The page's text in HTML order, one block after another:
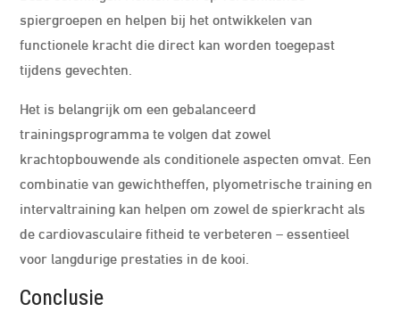
spiergroepen en helpen bij het ontwikkelen van
functionele kracht die direct kan worden toegepast
tijdens gevechten.
Het is belangrijk om een gebalanceerd
trainingsprogramma te volgen dat zowel
krachtopbouwende als conditionele aspecten omvat. Een
combinatie van gewichtheffen, plyometrische training en
intervaltraining kan helpen om zowel de spierkracht als
de cardiovasculaire fitheid te verbeteren – essentieel
voor langdurige prestaties in de kooi.
Conclusie